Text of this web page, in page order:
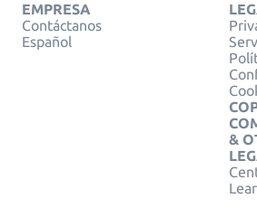
EMPRESA
Contáctanos
Español
&